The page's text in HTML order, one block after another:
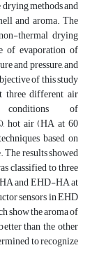
methods and
and aroma. The
thermal drying
of evaporation of
and pressure, and
of this study
three different air
of
hot air (HA at 60
based on
results showed
classified to three
HA and EHD-HA at
sensors in EHD
show the aroma of
than the other
to recognize